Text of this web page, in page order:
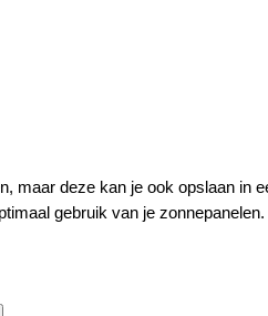
maar deze kan je ook opslaan
gebruik van je zonnepanelen.